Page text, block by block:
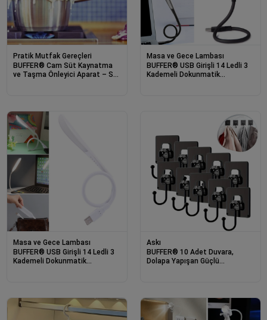
Pratik Mutfak Gereçleri
BUFFER® Cam Süt Kaynatma
ve Taşma Önleyici Aparat – Süt
Masa ve Gece Lambası
BUFFER® USB Girişli 14 Ledli 3
Kademeli Dokunmatik
Masa ve Gece Lambası
BUFFER® USB Girişli 14 Ledli 3
Kademeli Dokunmatik
Askı
BUFFER® 10 Adet Duvara,
Dolapa Yapışan Güçlü